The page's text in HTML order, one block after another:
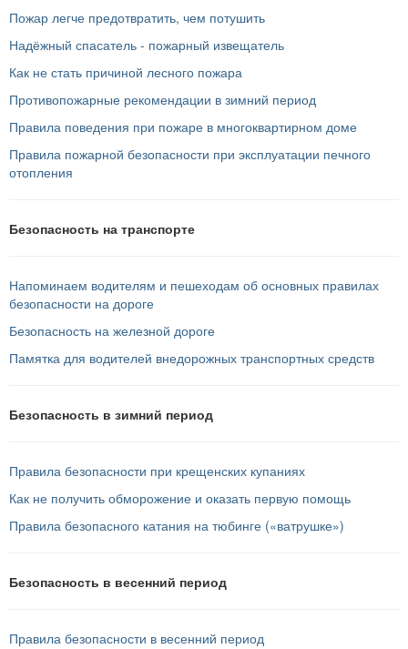
Пожар легче предотвратить, чем потушить
Надёжный спасатель - пожарный извещатель
Как не стать причиной лесного пожара
Противопожарные рекомендации в зимний период
Правила поведения при пожаре в многоквартирном доме
Правила пожарной безопасности при эксплуатации печного
отопления
Безопасность на транспорте
Напоминаем водителям и пешеходам об основных правилах
безопасности на дороге
Безопасность на железной дороге
Памятка для водителей внедорожных транспортных средств
Безопасность в зимний период
Правила безопасности при крещенских купаниях
Как не получить обморожение и оказать первую помощь
Правила безопасного катания на тюбинге («ватрушке»)
Безопасность в весенний период
Правила безопасности в весенний период